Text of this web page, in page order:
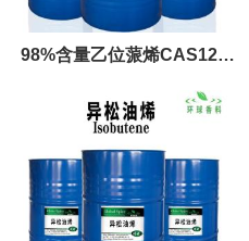
98%含量乙位蒎烯CAS127-
91-3 左旋β蒎烯 beta蒎烯